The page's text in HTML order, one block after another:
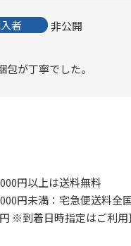
者 非公開
が丁寧でした。
円以上は送料無料
円未満：宅急便送料全
※到着日時指定はご利